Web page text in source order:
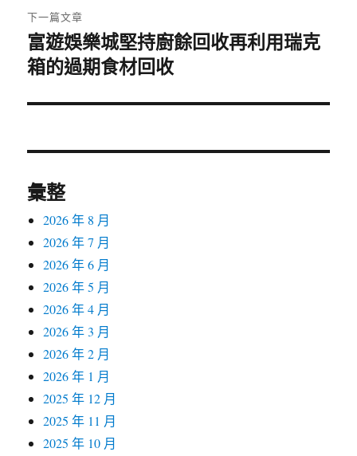
章:
下一篇文章
下
一
文
富遊娛樂城堅持廚餘回收再利用瑞克
箱的過期食材回收
彙整
2026 年 8 月
2026 年 7 月
2026 年 6 月
2026 年 5 月
2026 年 4 月
2026 年 3 月
2026 年 2 月
2026 年 1 月
2025 年 12 月
2025 年 11 月
2025 年 10 月